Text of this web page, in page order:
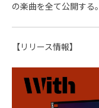
の楽曲を全て公開する
【リリース情報】